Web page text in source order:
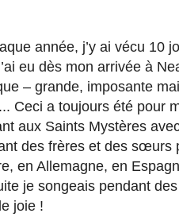
année, j’y ai vécu 10
eu dès mon arrivée à
– grande, imposante
Ceci a toujours été pour
aux Saints Mystères
des frères et des sœurs
en Allemagne, en
je songeais pendant
joie !